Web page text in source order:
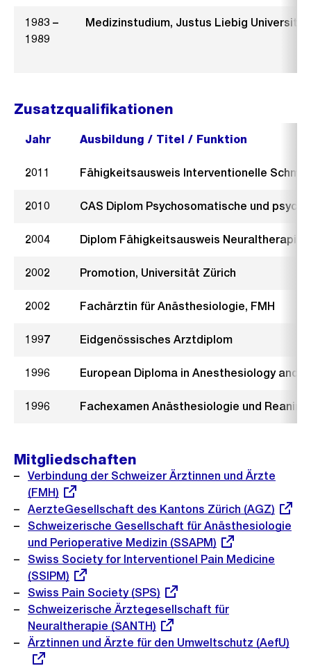
1983 –
1989
Medizinstudium, Justus Liebig Universität
Zusatzqualifikationen
Jahr Ausbildung / Titel / Funktion
2011 Fähigkeitsausweis Interventionelle
2010 CAS Diplom Psychosomatische und
2004 Diplom Fähigkeitsausweis Neuraltherapie
2002 Promotion, Universität Zürich
2002 Fachärztin für Anästhesiologie, FMH
1997 Eidgenössisches Arztdiplom
1996 European Diploma in Anesthesiology and
1996 Fachexamen Anästhesiologie und
Mitgliedschaften
Externer
Link:
Verbindung der Schweizer Ärztinnen und Ärzte
(FMH)
Externer
Link:
AerzteGesellschaft des Kantons Zürich (AGZ)
Externer
Link:
Schweizerische Gesellschaft für Anästhesiologie
und Perioperative Medizin (SSAPM)
Externer
Link:
Swiss Society for Interventionel Pain Medicine
(SSIPM)
Externer
Link:
Swiss Pain Society (SPS)
Externer
Link:
Schweizerische Ärztegesellschaft für
Neuraltherapie (SANTH)
Externer
Link:
Ärztinnen und Ärzte für den Umweltschutz (AefU)